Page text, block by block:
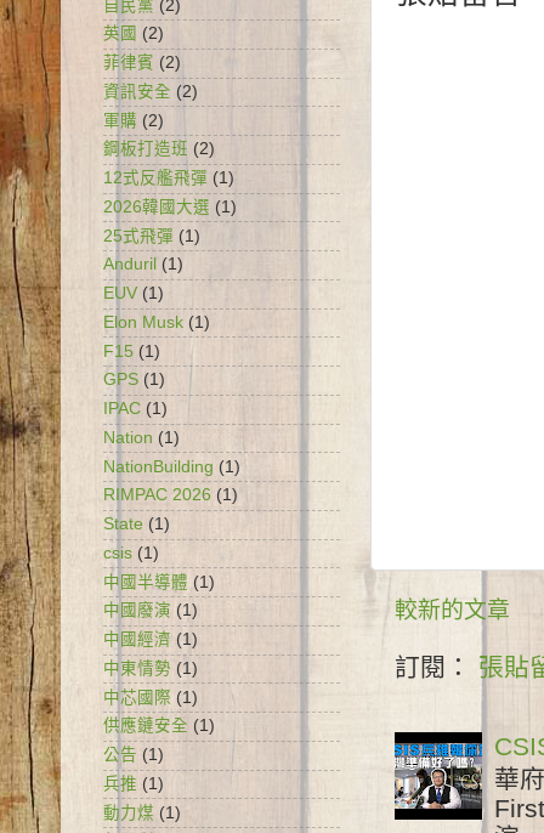
較新的文章
訂閱： 張貼
華
自民黨 (2)
英國 (2)
菲律賓 (2)
資訊安全 (2)
軍購 (2)
鋼板打造班 (2)
12式反艦飛彈 (1)
2026韓國大選 (1)
25式飛彈 (1)
Anduril (1)
EUV (1)
Elon Musk (1)
F15 (1)
GPS (1)
IPAC (1)
Nation (1)
NationBuilding (1)
RIMPAC 2026 (1)
State (1)
csis (1)
中國半導體 (1)
中國廢演 (1)
中國經濟 (1)
中東情勢 (1)
中芯國際 (1)
供應鏈安全 (1)
公告 (1)
兵推 (1)
動力煤 (1)